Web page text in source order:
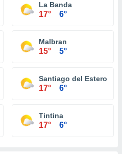
La Banda
17° 6°
Malbran
15° 5°
Santiago del Estero
17° 6°
Tintina
17° 6°